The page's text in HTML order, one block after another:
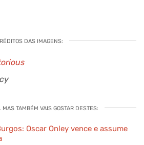
DAS IMAGENS:
MAS TAMBÉM VAIS GOSTAR DESTES:
Oscar Onley vence e assume